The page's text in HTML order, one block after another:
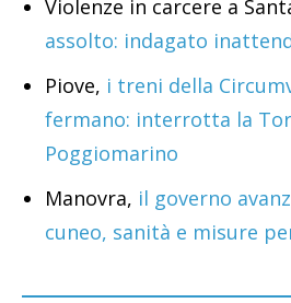
Violenze in carcere a
assolto: indagato
Piove, i treni della
fermano: interrotta la
Poggiomarino
Manovra, il governo
cuneo, sanità e misure